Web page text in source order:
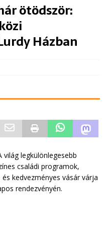
ötödször:
Házban
világ legkülönlegesebb
családi programok,
kedvezményes vásár várja
rendezvényén.